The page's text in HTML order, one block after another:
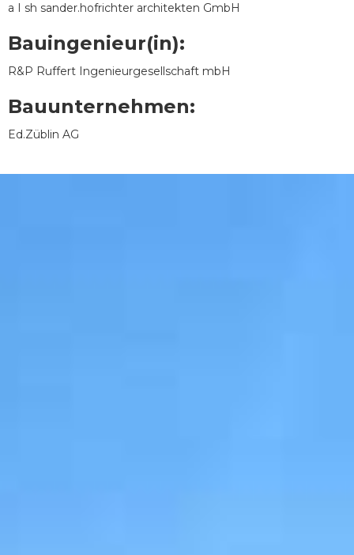
a I sh sander.hofrichter architekten GmbH
Bauingenieur(in):
R&P Ruffert Ingenieurgesellschaft mbH
Bauunternehmen:
Ed.Züblin AG